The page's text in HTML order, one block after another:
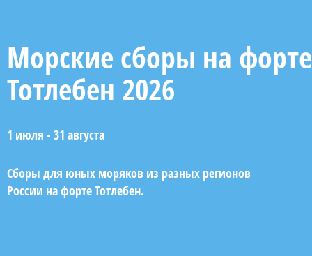
Морские сборы на форте
Тотлебен 2026
1 июля - 31 августа
Сборы для юных моряков из разных регионов
России на форте Тотлебен.